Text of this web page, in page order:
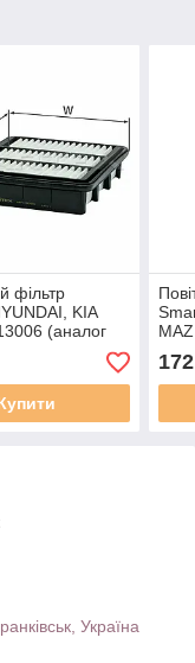
фільтр
KIA
(аналог
/ C2029
)
172
Україна